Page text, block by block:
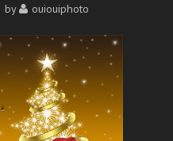
by ouiouiphoto